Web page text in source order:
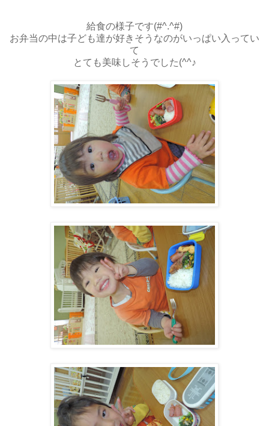
給食の様子です(#^.^#)
お弁当の中は子ども達が好きそうなのがいっぱい入ってい
て
とても美味しそうでした(^^♪